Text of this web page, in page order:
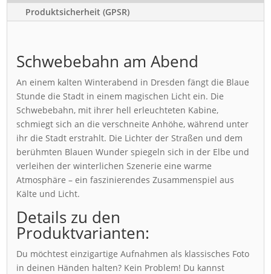
Produktsicherheit (GPSR)
Schwebebahn am Abend
An einem kalten Winterabend in Dresden fängt die Blaue
Stunde die Stadt in einem magischen Licht ein. Die
Schwebebahn, mit ihrer hell erleuchteten Kabine,
schmiegt sich an die verschneite Anhöhe, während unter
ihr die Stadt erstrahlt. Die Lichter der Straßen und dem
berühmten Blauen Wunder spiegeln sich in der Elbe und
verleihen der winterlichen Szenerie eine warme
Atmosphäre – ein faszinierendes Zusammenspiel aus
Kälte und Licht.
Details zu den
Produktvarianten:
Du möchtest einzigartige Aufnahmen als klassisches Foto
in deinen Händen halten? Kein Problem! Du kannst